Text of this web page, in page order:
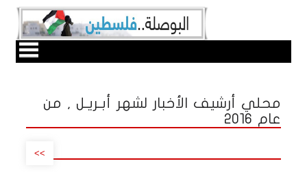
محلي أرشيف الأخبار لشهر أبـريـل , من
عام 2016
>>